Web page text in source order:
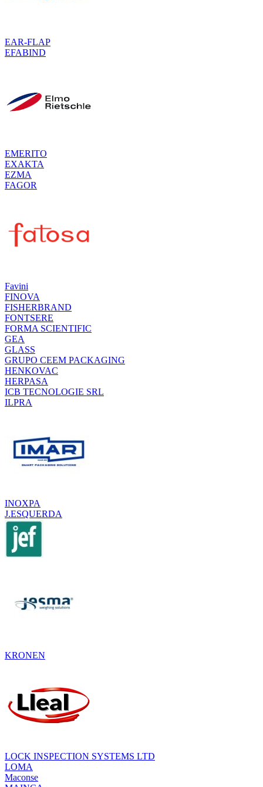
EAR-FLAP
EFABIND
EMERITO
EXAKTA
EZMA
FAGOR
Favini
FINOVA
FISHERBRAND
FONTSERE
FORMA SCIENTIFIC
GEA
GLASS
GRUPO CEEM PACKAGING
HENKOVAC
HERPASA
ICB TECNOLOGIE SRL
ILPRA
INOXPA
J.ESQUERDA
KRONEN
LOCK INSPECTION SYSTEMS LTD
LOMA
Maconse